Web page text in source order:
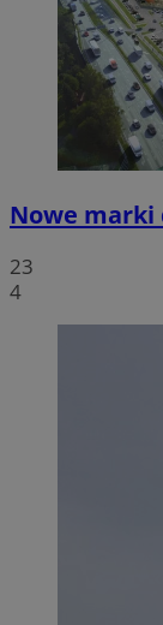
Nowe marki
23
4